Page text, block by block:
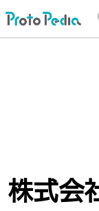
株式会